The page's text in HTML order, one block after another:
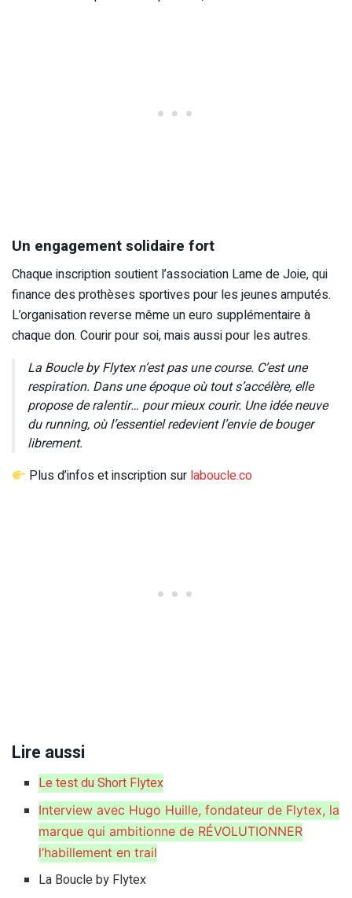
Un engagement solidaire fort
Chaque inscription soutient l’association Lame de Joie, qui
finance des prothèses sportives pour les jeunes amputés.
L’organisation reverse même un euro supplémentaire à
chaque don. Courir pour soi, mais aussi pour les autres.
La Boucle by Flytex n’est pas une course. C’est une
respiration. Dans une époque où tout s’accélère, elle
propose de ralentir… pour mieux courir. Une idée neuve
du running, où l’essentiel redevient l’envie de bouger
librement.
Plus d’infos et inscription sur laboucle.co
Lire aussi
Le test du Short Flytex
Interview avec Hugo Huille, fondateur de Flytex, la
marque qui ambitionne de RÉVOLUTIONNER
l’habillement en trail
La Boucle by Flytex